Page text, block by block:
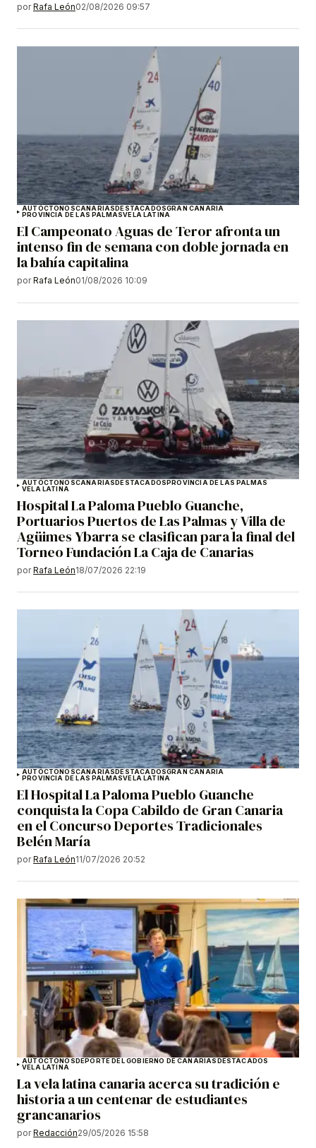
por Rafa León02/08/2026 09:57
AUTÓCTONOSCANARIAS DESTACADOSGRAN CANARIA
PROVINCIA DE LAS PALMASVELA LATINA
El Campeonato Aguas de Teror afronta un
intenso fin de semana con doble jornada en
la bahía capitalina
por Rafa León01/08/2026 10:09
AUTÓCTONOSCANARIASDESTACADOSPROVINCIA DE LAS PALMAS
VELA LATINA
Hospital La Paloma Pueblo Guanche,
Portuarios Puertos de Las Palmas y Villa de
Agüimes Ybarra se clasifican para la final del
Torneo Fundación La Caja de Canarias
por Rafa León18/07/2026 22:19
AUTÓCTONOSCANARIASDESTACADOSGRAN CANARIA
PROVINCIA DE LAS PALMASVELA LATINA
El Hospital La Paloma Pueblo Guanche
conquista la Copa Cabildo de Gran Canaria
en el Concurso Deportes Tradicionales
Belén María
por Rafa León11/07/2026 20:52
AUTÓCTONOSDEPORTE DEL GOBIERNO DE CANARIASDESTACADOS
VELA LATINA
La vela latina canaria acerca su tradición e
historia a un centenar de estudiantes
grancanarios
por Redacción29/05/2026 15:58